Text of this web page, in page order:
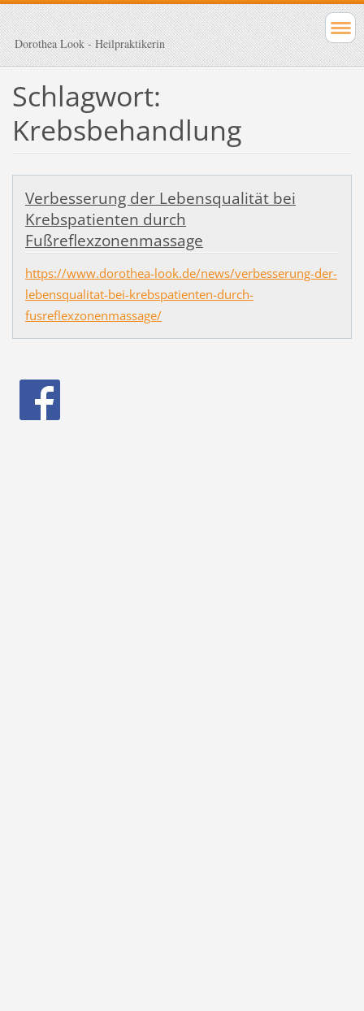
Dorothea Look - Heilpraktikerin
Schlagwort:
Krebsbehandlung
Verbesserung der Lebensqualität bei
Krebspatienten durch
Fußreflexzonenmassage
https://www.dorothea-look.de/news/verbesserung-der-
lebensqualitat-bei-krebspatienten-durch-
fusreflexzonenmassage/